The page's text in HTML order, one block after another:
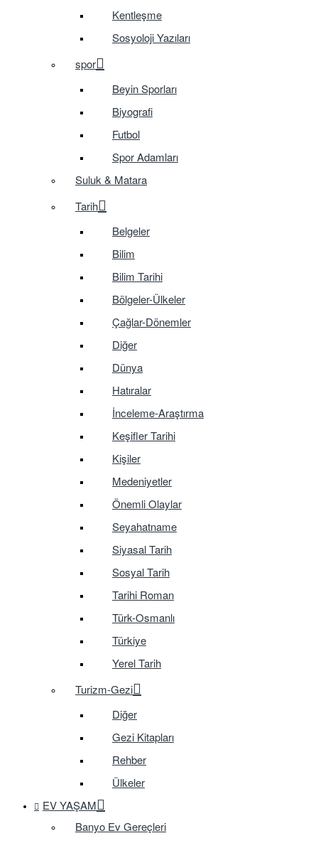
Kentleşme
Sosyoloji Yazıları
spor
Beyin Sporları
Biyografi
Futbol
Spor Adamları
Suluk & Matara
Tarih
Belgeler
Bilim
Bilim Tarihi
Bölgeler-Ülkeler
Çağlar-Dönemler
Diğer
Dünya
Hatıralar
İnceleme-Araştırma
Keşifler Tarihi
Kişiler
Medeniyetler
Önemli Olaylar
Seyahatname
Siyasal Tarih
Sosyal Tarih
Tarihi Roman
Türk-Osmanlı
Türkiye
Yerel Tarih
Turizm-Gezi
Diğer
Gezi Kitapları
Rehber
Ülkeler
EV YAŞAM
Banyo Ev Gereçleri